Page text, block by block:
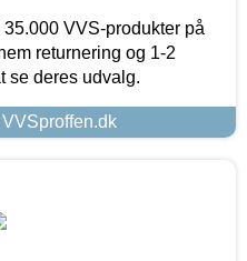
VVS-produkter på
returnering og 1-2
se deres udvalg.